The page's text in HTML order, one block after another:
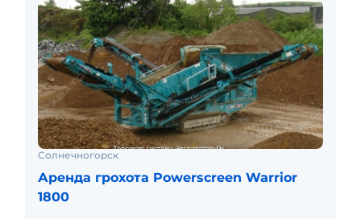
Солнечногорск
Аренда грохота Powerscreen Warrior
1800